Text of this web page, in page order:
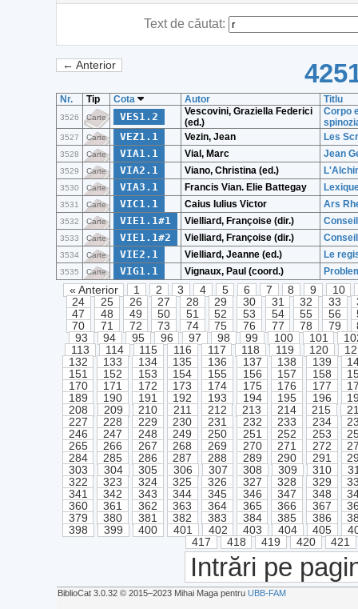
Text de căutat:
← Anterior
Nr. Tip Cota Autor Titlu
3526 Carte VES1.2
Vescovini, Graziella Federici
(ed.)
Corpo
3527 Carte VEZ1.1 Vezin, Jean Les
3528 Carte VIA1.1 Vial, Marc Jean
3529 Carte VIA2.1 Viano, Christina (ed.)
3530 Carte VIA3.1 Francis Vian. Elie Battegay
3531 Carte VIC1.1 Caius Iulius Victor Ars
3532 Carte VIE1.1#1 Vielliard, Françoise (dir.)
3533 Carte VIE1.1#2 Vielliard, Françoise (dir.)
3534 Carte VIE2.1 Vielliard, Jeanne (ed.) Le
3535 Carte VIG1.1 Vignaux, Paul (coord.)
« Anterior 1 2 3 4 5 6 7 8 9
10
24
25 26 27 28 29 30 31 32 33
47
48 49 50 51 52 53 54 55 56
70
71 72 73 74 75 76 77 78 79
93
94 95 96 97 98 99 100 101
113
114 115 116 117 118 119 120
132
133 134 135 136 137 138 139
151
152 153 154 155 156 157 158
170
171 172 173 174 175 176 177
189
190 191 192 193 194 195 196
208
209 210 211 212 213 214 215
227
228 229 230 231 232 233 234
246
247 248 249 250 251 252 253
265
266 267 268 269 270 271 272
284
285 286 287 288 289 290 291
303
304 305 306 307 308 309 310
322
323 324 325 326 327 328 329
341
342 343 344 345 346 347 348
360
361 362 363 364 365 366 367
379
380 381 382 383 384 385 386
398
399 400 401 402 403 404 405
417
418 419 420 421
Intrări pe
BiblioCat 3.0.32 © 2015‒2023 Mihai Maga pentru UBB-FAM